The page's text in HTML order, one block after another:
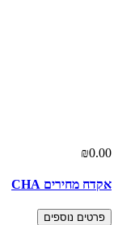
₪0.00
אקדח מחירים CHA
פרטים נוספים